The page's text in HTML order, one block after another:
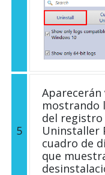
5
mostrando
del registro
Uninstaller
cuadro de
que